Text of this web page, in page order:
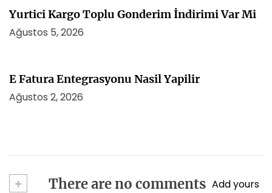
Yurtici Kargo Toplu Gonderim İndirimi Var Mi
Ağustos 5, 2026
E Fatura Entegrasyonu Nasil Yapilir
Ağustos 2, 2026
+ There are no comments Add yours